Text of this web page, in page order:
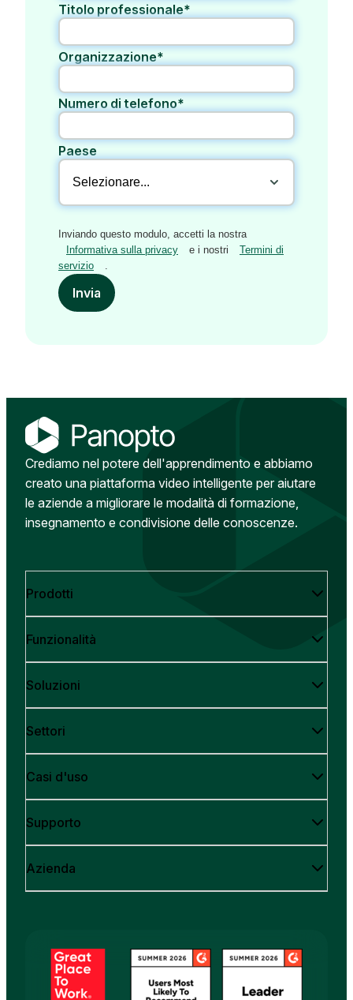
Titolo professionale*
Organizzazione*
Numero di telefono*
Paese
Inviando questo modulo, accetti la nostra
Informativa sulla privacy
e i nostri
Termini di
servizio
.
Invia
Crediamo nel potere dell'apprendimento e abbiamo
creato una piattaforma video intelligente per aiutare
le aziende a migliorare le modalità di formazione,
insegnamento e condivisione delle conoscenze.
Prodotti
Funzionalità
Soluzioni
Settori
Casi d'uso
Supporto
Azienda